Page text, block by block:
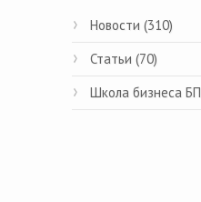
Новости (310)
Статьи (70)
Школа бизнеса БП